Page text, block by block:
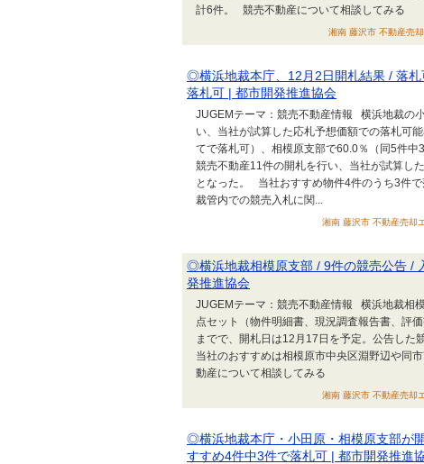
計6件。 競売不動産について相談してみる
湘南 藤沢市 不動産売
◎横浜地裁本庁、12月2日開札結果 / 落
落札可 | 都市開発推進協会
JUGEMテーマ：競売不動産情報 横浜地裁の
い、当社が試算した応札予想価額での落札可
てで落札可）、相模原支部で60.0％（同5件中
競売不動産11件の開札を行い、当社が試算し
となった。 当社おすすめ物件4件のうち3件
裁管内での競売入札に関...
湘南 藤沢市 不動産売却
◎横浜地裁相模原支部 / 9件の競売公告 /
発推進協会
JUGEMテーマ：競売不動産情報 横浜地裁相
点セット（物件明細書、現況調査報告書、評
までで、開札日は12月17日を予定。公告した
当社のおすすめは相模原市中央区淵野辺や同
動産について相談してみる
湘南 藤沢市 不動産売却
◎横浜地裁本庁・小田原・相模原支部が
すすめ4件中3件で落札可 | 都市開発推進